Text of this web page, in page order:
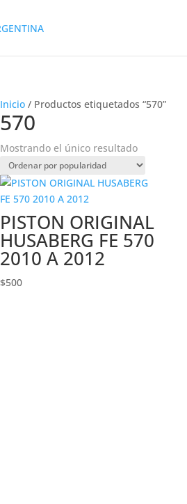
Inicio / Productos etiquetados “570”
570
Mostrando el único resultado
PISTON ORIGINAL
HUSABERG FE 570
2010 A 2012
$500